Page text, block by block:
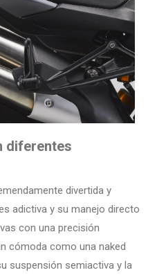
diferentes
divertida y
adictiva y su manejo directo
con una precisión
cómoda como una naked
suspensión semiactiva y la